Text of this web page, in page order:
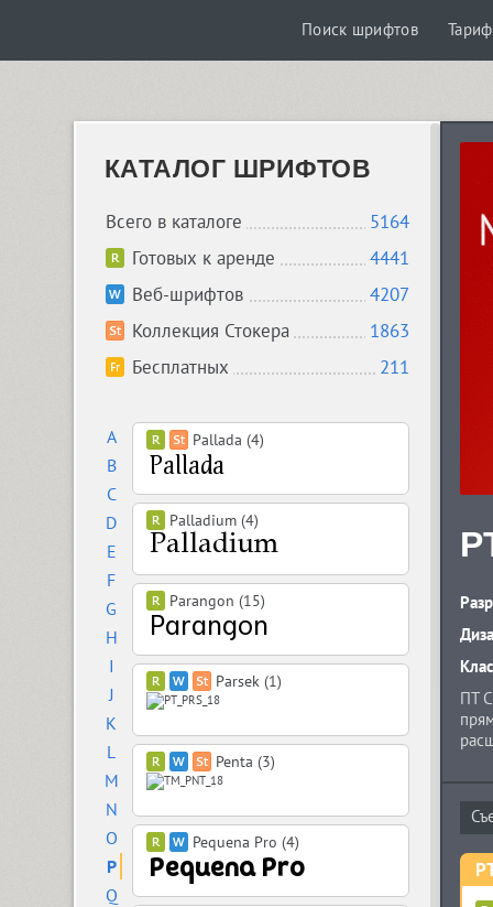
Поиск шрифтов
КАТАЛОГ ШРИФТОВ
Всего в каталоге
5164
Готовых к аренде
4441
Веб-шрифтов
4207
Коллекция Стокера
1863
Бесплатных
211
A
B
C
D
E
F
G
H
I
J
K
L
M
N
O
P
Q
Pallada (4)
Palladium (4)
Parangon (15)
Parsek (1)
Penta (3)
Pequena Pro (4)
ПТ